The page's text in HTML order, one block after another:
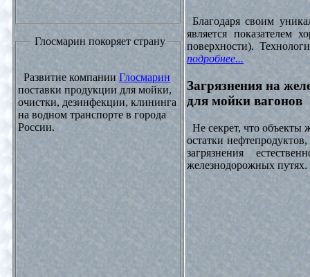
Глосмарин покоряет страну
Развитие компании Глосмарин
поставки продукции для мойки,
очистки, дезинфекции, клининга
на водном транспорте в города
России.
Благодаря своим
является показателем
поверхности).
подробнее...
Загрязнения на
для мойки вагонов
Не секрет, что объекты
остатки нефтепродуктов,
загрязнения
железнодорожных путях.